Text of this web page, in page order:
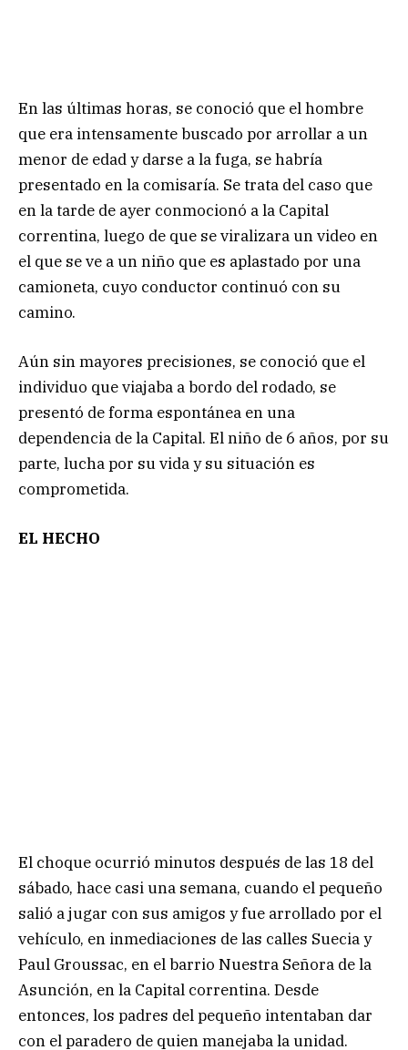
En las últimas horas, se conoció que el hombre
que era intensamente buscado por arrollar a un
menor de edad y darse a la fuga, se habría
presentado en la comisaría. Se trata del caso que
en la tarde de ayer conmocionó a la Capital
correntina, luego de que se viralizara un video en
el que se ve a un niño que es aplastado por una
camioneta, cuyo conductor continuó con su
camino.
Aún sin mayores precisiones, se conoció que el
individuo que viajaba a bordo del rodado, se
presentó de forma espontánea en una
dependencia de la Capital. El niño de 6 años, por su
parte, lucha por su vida y su situación es
comprometida.
EL HECHO
El choque ocurrió minutos después de las 18 del
sábado, hace casi una semana, cuando el pequeño
salió a jugar con sus amigos y fue arrollado por el
vehículo, en inmediaciones de las calles Suecia y
Paul Groussac, en el barrio Nuestra Señora de la
Asunción, en la Capital correntina. Desde
entonces, los padres del pequeño intentaban dar
con el paradero de quien manejaba la unidad.